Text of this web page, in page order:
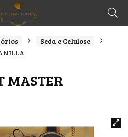
Seda e Celulose
MASTER